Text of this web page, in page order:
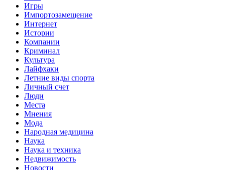
Игры
Импортозамещение
Интернет
Истории
Компании
Криминал
Культура
Лайфхаки
Летние виды спорта
Личный счет
Люди
Места
Мнения
Мода
Народная медицина
Наука
Наука и техника
Недвижимость
Новости